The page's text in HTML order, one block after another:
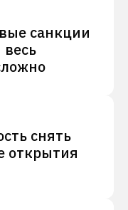
санкции
снять
открытия